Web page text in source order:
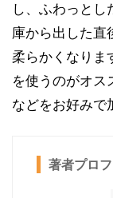
し、ふわっとし
庫から出した直
柔らかくなりま
を使うのがオス
などをお好みで
著者プロ